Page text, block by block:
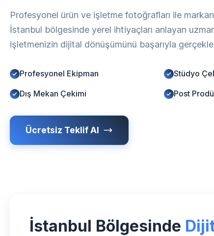
Profesyonel ürün ve işletme fotoğrafları ile
İstanbul bölgesinde yerel ihtiyaçları anlayan
işletmenizin dijital dönüşümünü başarıyla
Profesyonel Ekipman Stüdyo
Dış Mekan Çekimi Post
Ücretsiz Teklif Al
İstanbul Bölgesinde